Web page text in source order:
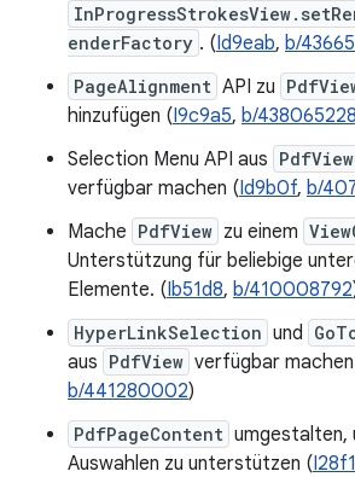
enderFactory . (Id9eab, b/
PageAlignment API zu
hinzufügen (I9c9a5, b/438065228
Selection Menu API aus
verfügbar machen (Id9b0f, b/
Mache PdfView zu einem
Unterstützung für beliebige
Elemente. (Ib51d8, b/410008792
HyperLinkSelection und
aus PdfView verfügbar
b/441280002)
PdfPageContent umgestalten,
Auswahlen zu unterstützen (